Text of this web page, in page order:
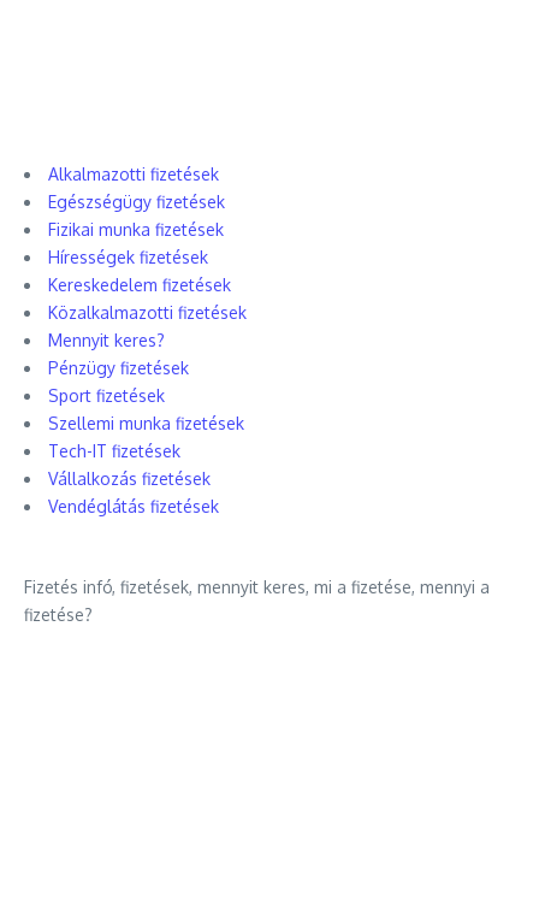
Alkalmazotti fizetések
Egészségügy fizetések
Fizikai munka fizetések
Hírességek fizetések
Kereskedelem fizetések
Közalkalmazotti fizetések
Mennyit keres?
Pénzügy fizetések
Sport fizetések
Szellemi munka fizetések
Tech-IT fizetések
Vállalkozás fizetések
Vendéglátás fizetések
Fizetés infó, fizetések, mennyit keres, mi a fizetése, mennyi a
fizetése?